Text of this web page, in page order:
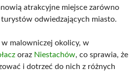
atrakcyjne miejsce zarówno
odwiedzających miasto.
w malowniczej okolicy, w
oraz Niestachów, co sprawia, że
i dotrzeć do nich z różnych